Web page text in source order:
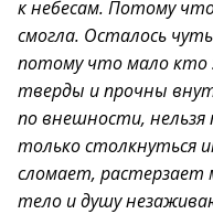
к небесам. Потому
смогла. Осталось
потому что мало кто
тверды и прочны
по внешности, нельзя
только столкнуться
сломает, растерзает
тело и душу